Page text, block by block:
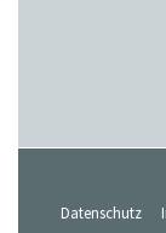
Datenschutz